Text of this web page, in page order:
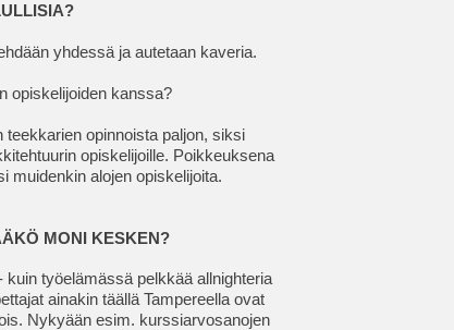
yhdessä ja autetaan kaveria.
opiskelijoiden kanssa?
opinnoista paljon, siksi
opiskelijoille. Poikkeuksena
muidenkin alojen opiskelijoita.
MONI KESKEN?
kuin työelämässä pelkkää allnighteria
ainakin täällä Tampereella ovat
Nykyään esim. kurssiarvosanojen